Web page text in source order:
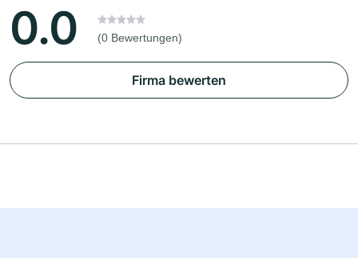
0.0 (0 Bewertungen)
Firma bewerten